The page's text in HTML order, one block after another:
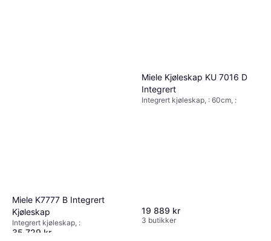
Miele K7777 B Integrert
Kjøleskap
Integrert kjøleskap, :
35 729 kr
Miele Kjøleskap KU 7016 D
Integrert
Integrert kjøleskap, : 60cm, :
19 889 kr
3 butikker